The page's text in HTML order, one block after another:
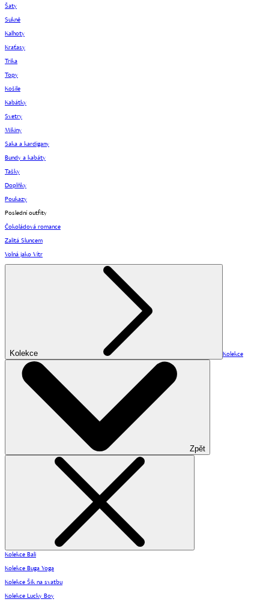
Šaty
Sukně
Kalhoty
Kraťasy
Trika
Topy
Košile
Kabátky
Svetry
Mikiny
Saka a kardigany
Bundy a kabáty
Tašky
Doplňky
Poukazy
Poslední outfity
Čokoládová romance
Zalitá Sluncem
Volná jako Vítr
Kolekce Kolekce
Zpět
Kolekce Bali
Kolekce Buga Yoga
Kolekce Šik na svatbu
Kolekce Lucky Boy